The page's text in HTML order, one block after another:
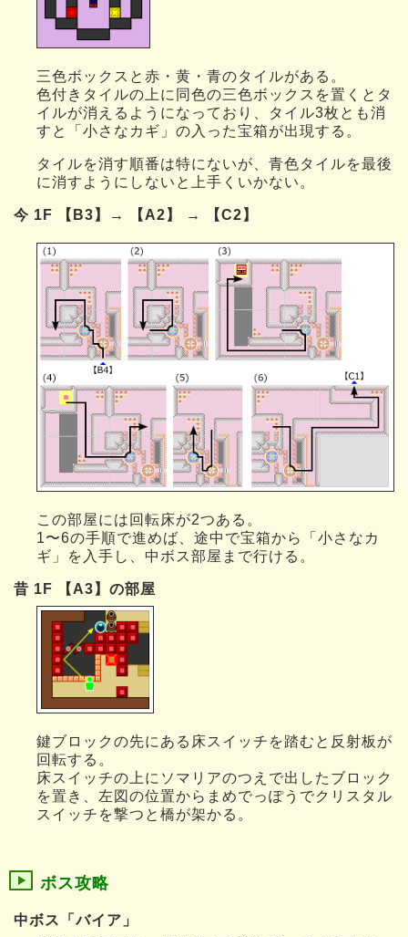
三色ボックスと赤・黄・青のタイルがある。
色付きタイルの上に同色の三色ボックスを置くとタ
イルが消えるようになっており、タイル3枚とも消
すと「小さなカギ」の入った宝箱が出現する。
タイルを消す順番は特にないが、青色タイルを最後
に消すようにしないと上手くいかない。
今 1F 【B3】→ 【A2】 → 【C2】
この部屋には回転床が2つある。
1〜6の手順で進めば、途中で宝箱から「小さなカ
ギ」を入手し、中ボス部屋まで行ける。
昔 1F 【A3】の部屋
鍵ブロックの先にある床スイッチを踏むと反射板が
回転する。
床スイッチの上にソマリアのつえで出したブロック
を置き、左図の位置からまめでっぽうでクリスタル
スイッチを撃つと橋が架かる。
ボス攻略
中ボス「バイア」